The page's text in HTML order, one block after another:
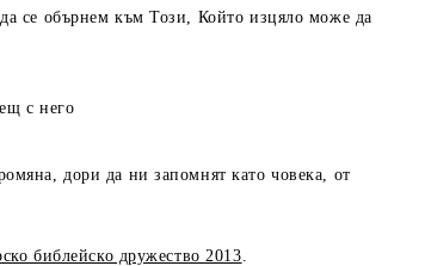
се обърнем към Този, Който изцяло може да
с него
дори да ни запомнят като човека, от
библейско дружество 2013